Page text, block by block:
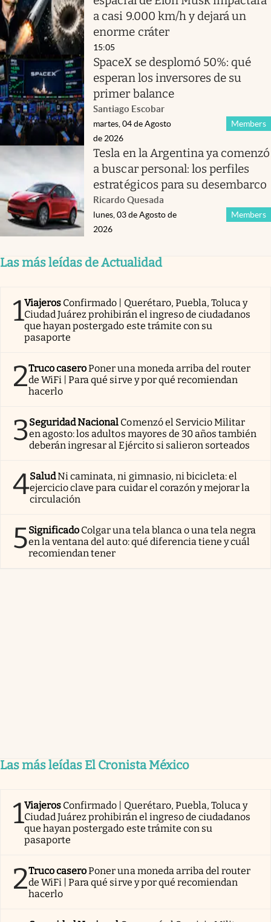
a casi 9.000 km/h y dejará un
enorme cráter
15:05
SpaceX se desplomó 50%: qué
esperan los inversores de su
primer balance
Santiago Escobar
Members
martes, 04 de Agosto
de 2026
Tesla en la Argentina ya comenzó
a buscar personal: los perfiles
estratégicos para su desembarco
Ricardo Quesada
Members
lunes, 03 de Agosto de
2026
Las más leídas de Actualidad
1Viajeros Confirmado | Querétaro, Puebla, Toluca y
Ciudad Juárez prohibirán el ingreso de ciudadanos
que hayan postergado este trámite con su
pasaporte
2Truco caseroPoner una moneda arriba del router
de WiFi | Para qué sirve y por qué recomiendan
hacerlo
3Seguridad Nacional Comenzó el Servicio Militar
en agosto: los adultos mayores de 30 años también
deberán ingresar al Ejército si salieron sorteados
4SaludNi caminata, ni gimnasio, ni bicicleta: el
ejercicio clave para cuidar el corazón y mejorar la
circulación
5Significado Colgar una tela blanca o una tela negra
en la ventana del auto: qué diferencia tiene y cuál
recomiendan tener
Las más leídas El Cronista México
1Viajeros Confirmado | Querétaro, Puebla, Toluca y
Ciudad Juárez prohibirán el ingreso de ciudadanos
que hayan postergado este trámite con su
pasaporte
2Truco caseroPoner una moneda arriba del router
de WiFi | Para qué sirve y por qué recomiendan
hacerlo